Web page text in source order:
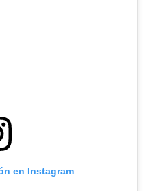
en Instagram